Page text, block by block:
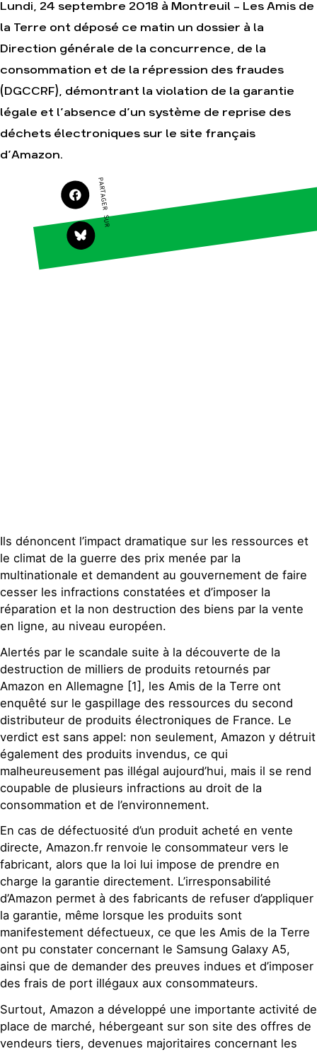
Agir
Faire un don
S'engager sur le
terrain
Agir au quotidien
Soutenir les
patrimoine
Télécharger
gratuitement les
guides éco-citoyens
Nos thématiques
Climat – Énergie
Lundi, 24 septembre 2018 à Montreuil - Les Amis de
la Terre ont déposé ce matin un dossier à la
Direction générale de la concurrence, de la
consommation et de la répression des fraudes
(DGCCRF), démontrant la violation de la garantie
légale et l’absence d’un système de reprise des
déchets électroniques sur le site français
d’Amazon.
PARTAGER SUR
Ils dénoncent l’impact dramatique sur les ressources et
le climat de la guerre des prix menée par la
multinationale et demandent au gouvernement de faire
cesser les infractions constatées et d’imposer la
réparation et la non destruction des biens par la vente
en ligne, au niveau européen.
Alertés par le scandale suite à la découverte de la
destruction de milliers de produits retournés par
Amazon en Allemagne [1], les Amis de la Terre ont
enquêté sur le gaspillage des ressources du second
distributeur de produits électroniques de France. Le
verdict est sans appel: non seulement, Amazon y détruit
également des produits invendus, ce qui
malheureusement pas illégal aujourd’hui, mais il se rend
coupable de plusieurs infractions au droit de la
consommation et de l’environnement.
En cas de défectuosité d’un produit acheté en vente
directe, Amazon.fr renvoie le consommateur vers le
fabricant, alors que la loi lui impose de prendre en
charge la garantie directement. L’irresponsabilité
d’Amazon permet à des fabricants de refuser d’appliquer
la garantie, même lorsque les produits sont
manifestement défectueux, ce que les Amis de la Terre
ont pu constater concernant le Samsung Galaxy A5,
ainsi que de demander des preuves indues et d’imposer
des frais de port illégaux aux consommateurs.
Surtout, Amazon a développé une importante activité de
place de marché, hébergeant sur son site des offres de
vendeurs tiers, devenues majoritaires concernant les